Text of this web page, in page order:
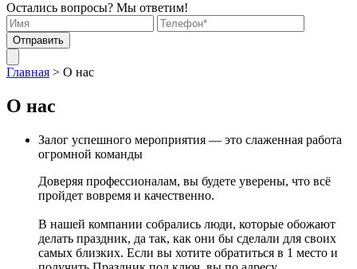
Остались вопросы? Мы ответим!
Отправить
Главная > О нас
О нас
Залог успешного мероприятия — это слаженная работа
огромной команды
Доверяя профессионалам, вы будете уверены, что всё
пройдет вовремя и качественно.
В нашей компании собрались люди, которые обожают
делать праздник, да так, как они бы сделали для своих
самых близких. Если вы хотите обратиться в 1 место и